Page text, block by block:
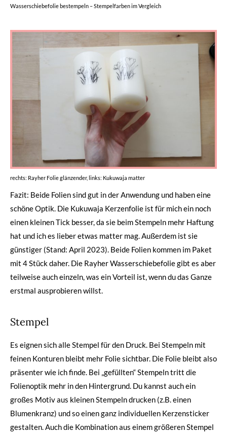
Wasserschiebefolie bestempeln – Stempelfarben im Vergleich
rechts: Rayher Folie glänzender, links: Kukuwaja matter
Fazit: Beide Folien sind gut in der Anwendung und haben eine
schöne Optik. Die Kukuwaja Kerzenfolie ist für mich ein noch
einen kleinen Tick besser, da sie beim Stempeln mehr Haftung
hat und ich es lieber etwas matter mag. Außerdem ist sie
günstiger (Stand: April 2023). Beide Folien kommen im Paket
mit 4 Stück daher. Die Rayher Wasserschiebefolie gibt es aber
teilweise auch einzeln, was ein Vorteil ist, wenn du das Ganze
erstmal ausprobieren willst.
Stempel
Es eignen sich alle Stempel für den Druck. Bei Stempeln mit
feinen Konturen bleibt mehr Folie sichtbar. Die Folie bleibt also
präsenter wie ich finde. Bei „gefüllten“ Stempeln tritt die
Folienoptik mehr in den Hintergrund. Du kannst auch ein
großes Motiv aus kleinen Stempeln drucken (z.B. einen
Blumenkranz) und so einen ganz individuellen Kerzensticker
gestalten. Auch die Kombination aus einem größeren Stempel